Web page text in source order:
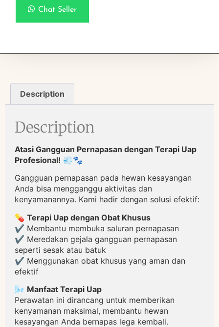
Chat Seller
Description
Description
Atasi Gangguan Pernapasan dengan Terapi Uap
Profesional! 💨🐾
Gangguan pernapasan pada hewan kesayangan
Anda bisa mengganggu aktivitas dan
kenyamanannya. Kami hadir dengan solusi efektif:
💊 Terapi Uap dengan Obat Khusus
✔️ Membantu membuka saluran pernapasan
✔️ Meredakan gejala gangguan pernapasan
seperti sesak atau batuk
✔️ Menggunakan obat khusus yang aman dan
efektif
🌬️ Manfaat Terapi Uap
Perawatan ini dirancang untuk memberikan
kenyamanan maksimal, membantu hewan
kesayangan Anda bernapas lega kembali.